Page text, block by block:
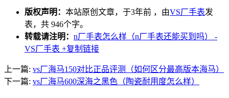
版权声明： 本站原创文章，于3年前 ，由VS厂手表发
表，共 946个字。
转载请注明： n厂手表怎么样（n厂手表还能买到吗） -
VS厂手表 +复制链接
上一篇: vs厂海马150对比正品评测（如何区分最高版本海马）
下一篇: vs厂海马600深海之黑色（陶瓷耐用度怎么样）